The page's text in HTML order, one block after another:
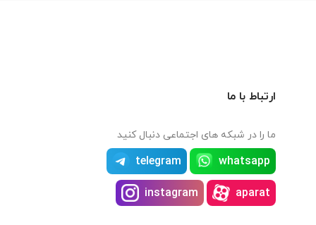
ارتباط با ما
ما را در شبکه های اجتماعی دنبال کنید
whatsapp
telegram
aparat
instagram